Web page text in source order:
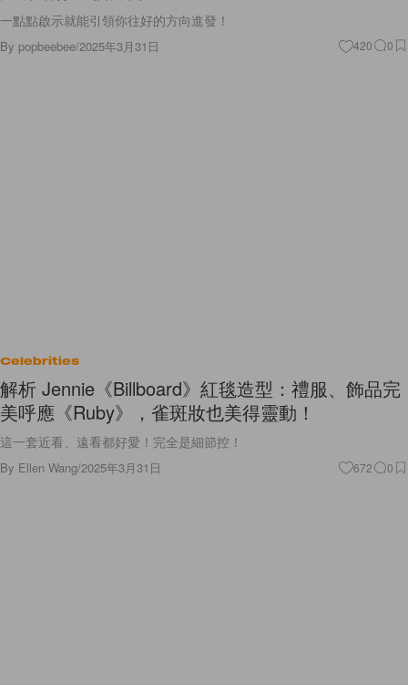
一點點啟示就能引領你往好的方向進發！
By popbeebee/2025年3月31日 420 0
Celebrities
解析 Jennie《Billboard》紅毯造型：禮服、飾品完
美呼應《Ruby》，雀斑妝也美得靈動！
這一套近看、遠看都好愛！完全是細節控！
By Ellen Wang/2025年3月31日 672 0